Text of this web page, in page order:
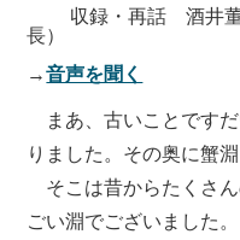
収録・再話 酒井董
長）
→音声を聞く
まあ、古いことです
りました。その奥に蟹
そこは昔からたくさ
ごい淵でございました。